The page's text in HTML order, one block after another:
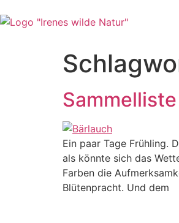
Inhalt
Ein paar Tage Frühling.
als könnte sich das
Farben die
Blütenpracht. Und dem